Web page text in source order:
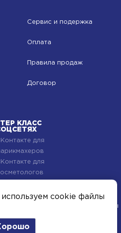
Сервис и подержка
Оплата
Правила продаж
Договор
КЛАСС
для
для
Класс - профессиональная
Все хиты индустрии красоты
cookie файлы